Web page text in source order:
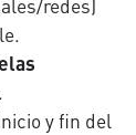
redes)
y fin del